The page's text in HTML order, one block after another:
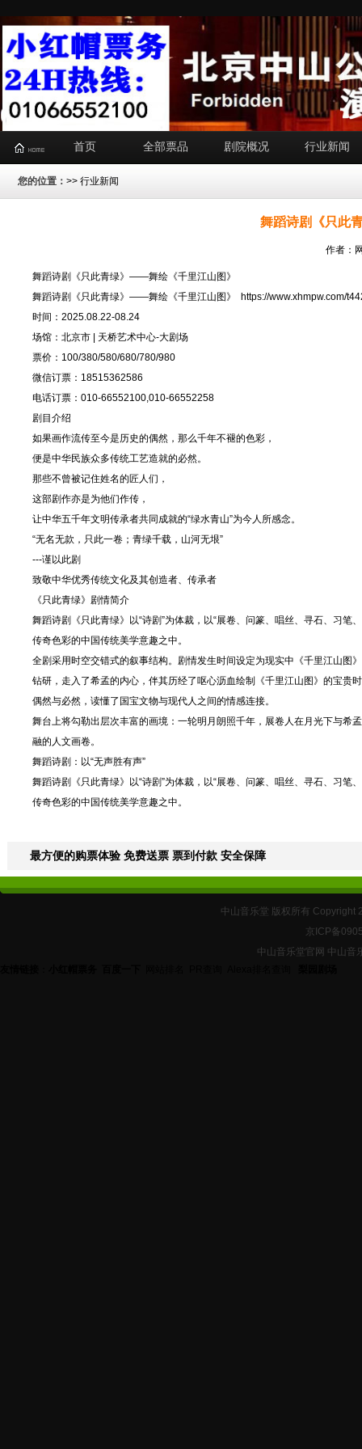
首页 全部票品 剧院概况 行业新闻
您的位置： >> 行业新闻
舞蹈诗剧《只此
作者：
舞蹈诗剧《只此青绿》——舞绘《千里江山图》
舞蹈诗剧《只此青绿》——舞绘《千里江山图》 https://www.xhmpw.com/
时间：2025.08.22-08.24
场馆：北京市 | 天桥艺术中心-大剧场
票价：100/380/580/680/780/980
微信订票：18515362586
电话订票：010-66552100,010-66552258
剧目介绍
如果画作流传至今是历史的偶然，那么千年不褪的色彩，
便是中华民族众多传统工艺造就的必然。
那些不曾被记住姓名的匠人们，
这部剧作亦是为他们作传，
让中华五千年文明传承者共同成就的“绿水青山”为今人所感念。
“无名无款，只此一卷；青绿千载，山河无垠”
---谨以此剧
致敬中华优秀传统文化及其创造者、传承者
《只此青绿》剧情简介
舞蹈诗剧《只此青绿》以“诗剧”为体裁，以“展卷、问篆、唱丝、寻石、习
传奇色彩的中国传统美学意趣之中。
全剧采用时空交错式的叙事结构。剧情发生时间设定为现实中《千里江山图
钻研，走入了希孟的内心，伴其历经了呕心沥血绘制《千里江山图》的宝贵
偶然与必然，读懂了国宝文物与现代人之间的情感连接。
舞台上将勾勒出层次丰富的画境：一轮明月朗照千年，展卷人在月光下与希
融的人文画卷。
舞蹈诗剧：以“无声胜有声”
舞蹈诗剧《只此青绿》以“诗剧”为体裁，以“展卷、问篆、唱丝、寻石、习
传奇色彩的中国传统美学意趣之中。
最方便的购票体验 免费送票 票到付款 安全保障
中山音乐堂 版权所有
京ICP备
中山音乐堂官网 中山音